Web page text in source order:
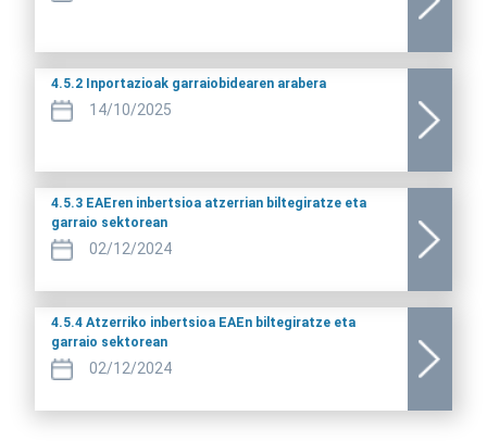
4.5.2 Inportazioak garraiobidearen arabera
14/10/2025
4.5.3 EAEren inbertsioa atzerrian biltegiratze eta
garraio sektorean
02/12/2024
4.5.4 Atzerriko inbertsioa EAEn biltegiratze eta
garraio sektorean
02/12/2024